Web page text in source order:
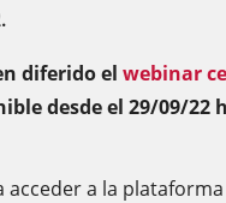
diferido el webinar
desde el 29/09/22
a la